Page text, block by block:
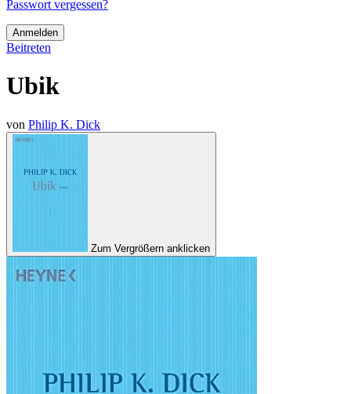
Passwort vergessen?
Anmelden
Beitreten
Ubik
von Philip K. Dick
Zum Vergrößern anklicken